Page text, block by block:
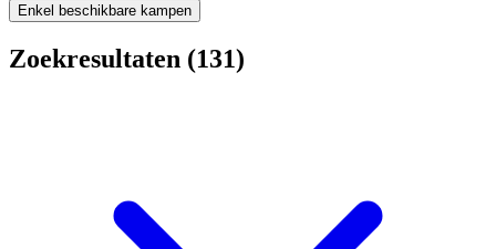
Enkel beschikbare kampen
Zoekresultaten (131)